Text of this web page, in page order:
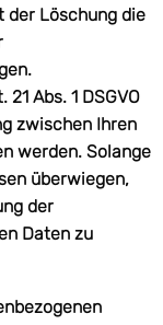
der Löschung die
Abs. 1 DSGVO
zwischen Ihren
werden. Solange
überwiegen,
der
Daten zu